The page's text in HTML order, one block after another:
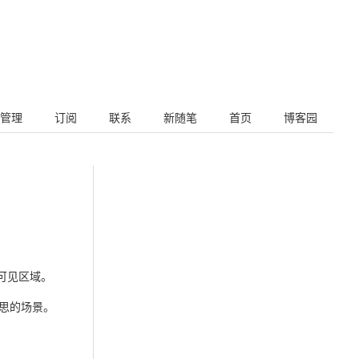
博客园
首页
新随笔
联系
订阅
管理
区域。
的场景。